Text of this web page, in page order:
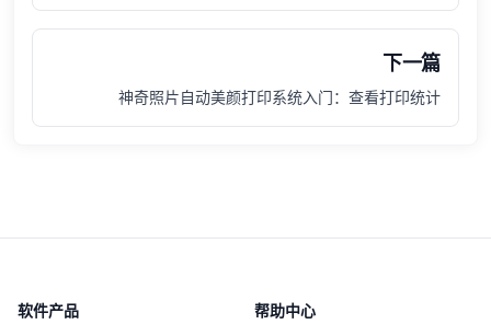
下一篇
神奇照片自动美颜打印系统入门：查看打印统计
软件产品 帮助中心